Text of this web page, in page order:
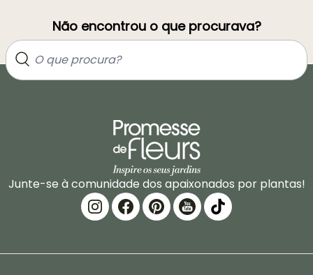
Não encontrou o que procurava?
Junte-se à comunidade dos apaixonados por plantas!